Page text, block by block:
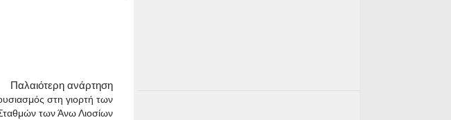
Παλαιότερη ανάρτηση
στη γιορτή των
των Άνω Λιοσίων